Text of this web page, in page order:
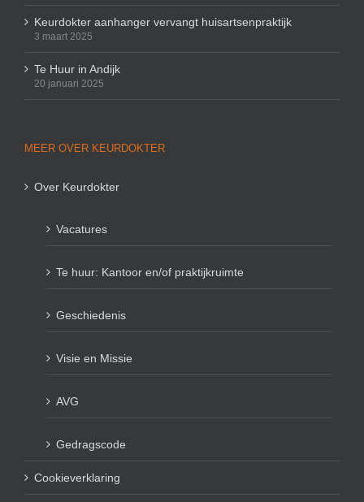
Keurdokter aanhanger vervangt huisartsenpraktijk
3 maart 2025
Te Huur in Andijk
20 januari 2025
MEER OVER KEURDOKTER
Over Keurdokter
Vacatures
Te huur: Kantoor en/of praktijkruimte
Geschiedenis
Visie en Missie
AVG
Gedragscode
Cookieverklaring